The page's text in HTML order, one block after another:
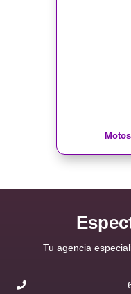
Tu agencia